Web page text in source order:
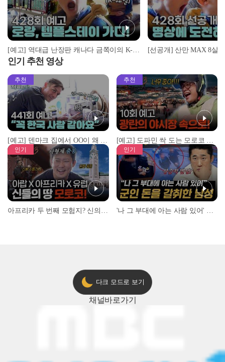
[예고] 역대급 난장판 캐나다 금쪽이의 K-예절 솔루션! 과연 그 결과는?!
인기 추천 영상
추천
[예고] 덴마크 집에서 OO이 왜 나와...? 이상할 정도로 한국을 사랑하는 우리 형을 제보합니다!
추천
[예고] 도파민 싹 도는 모로코 야시장 투어!
인기 인기
다크 모드로 보기
채널바로가기